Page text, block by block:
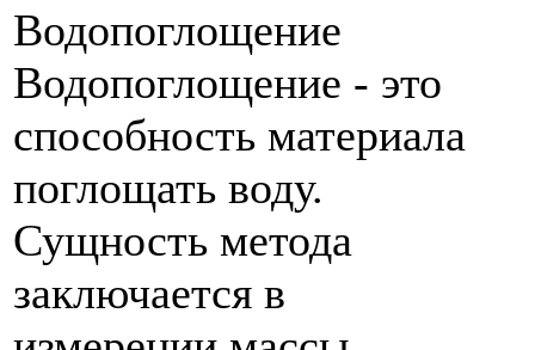
Водопоглощение
Водопоглощение - это
способность материала
поглощать воду.
Сущность метода
заключается в